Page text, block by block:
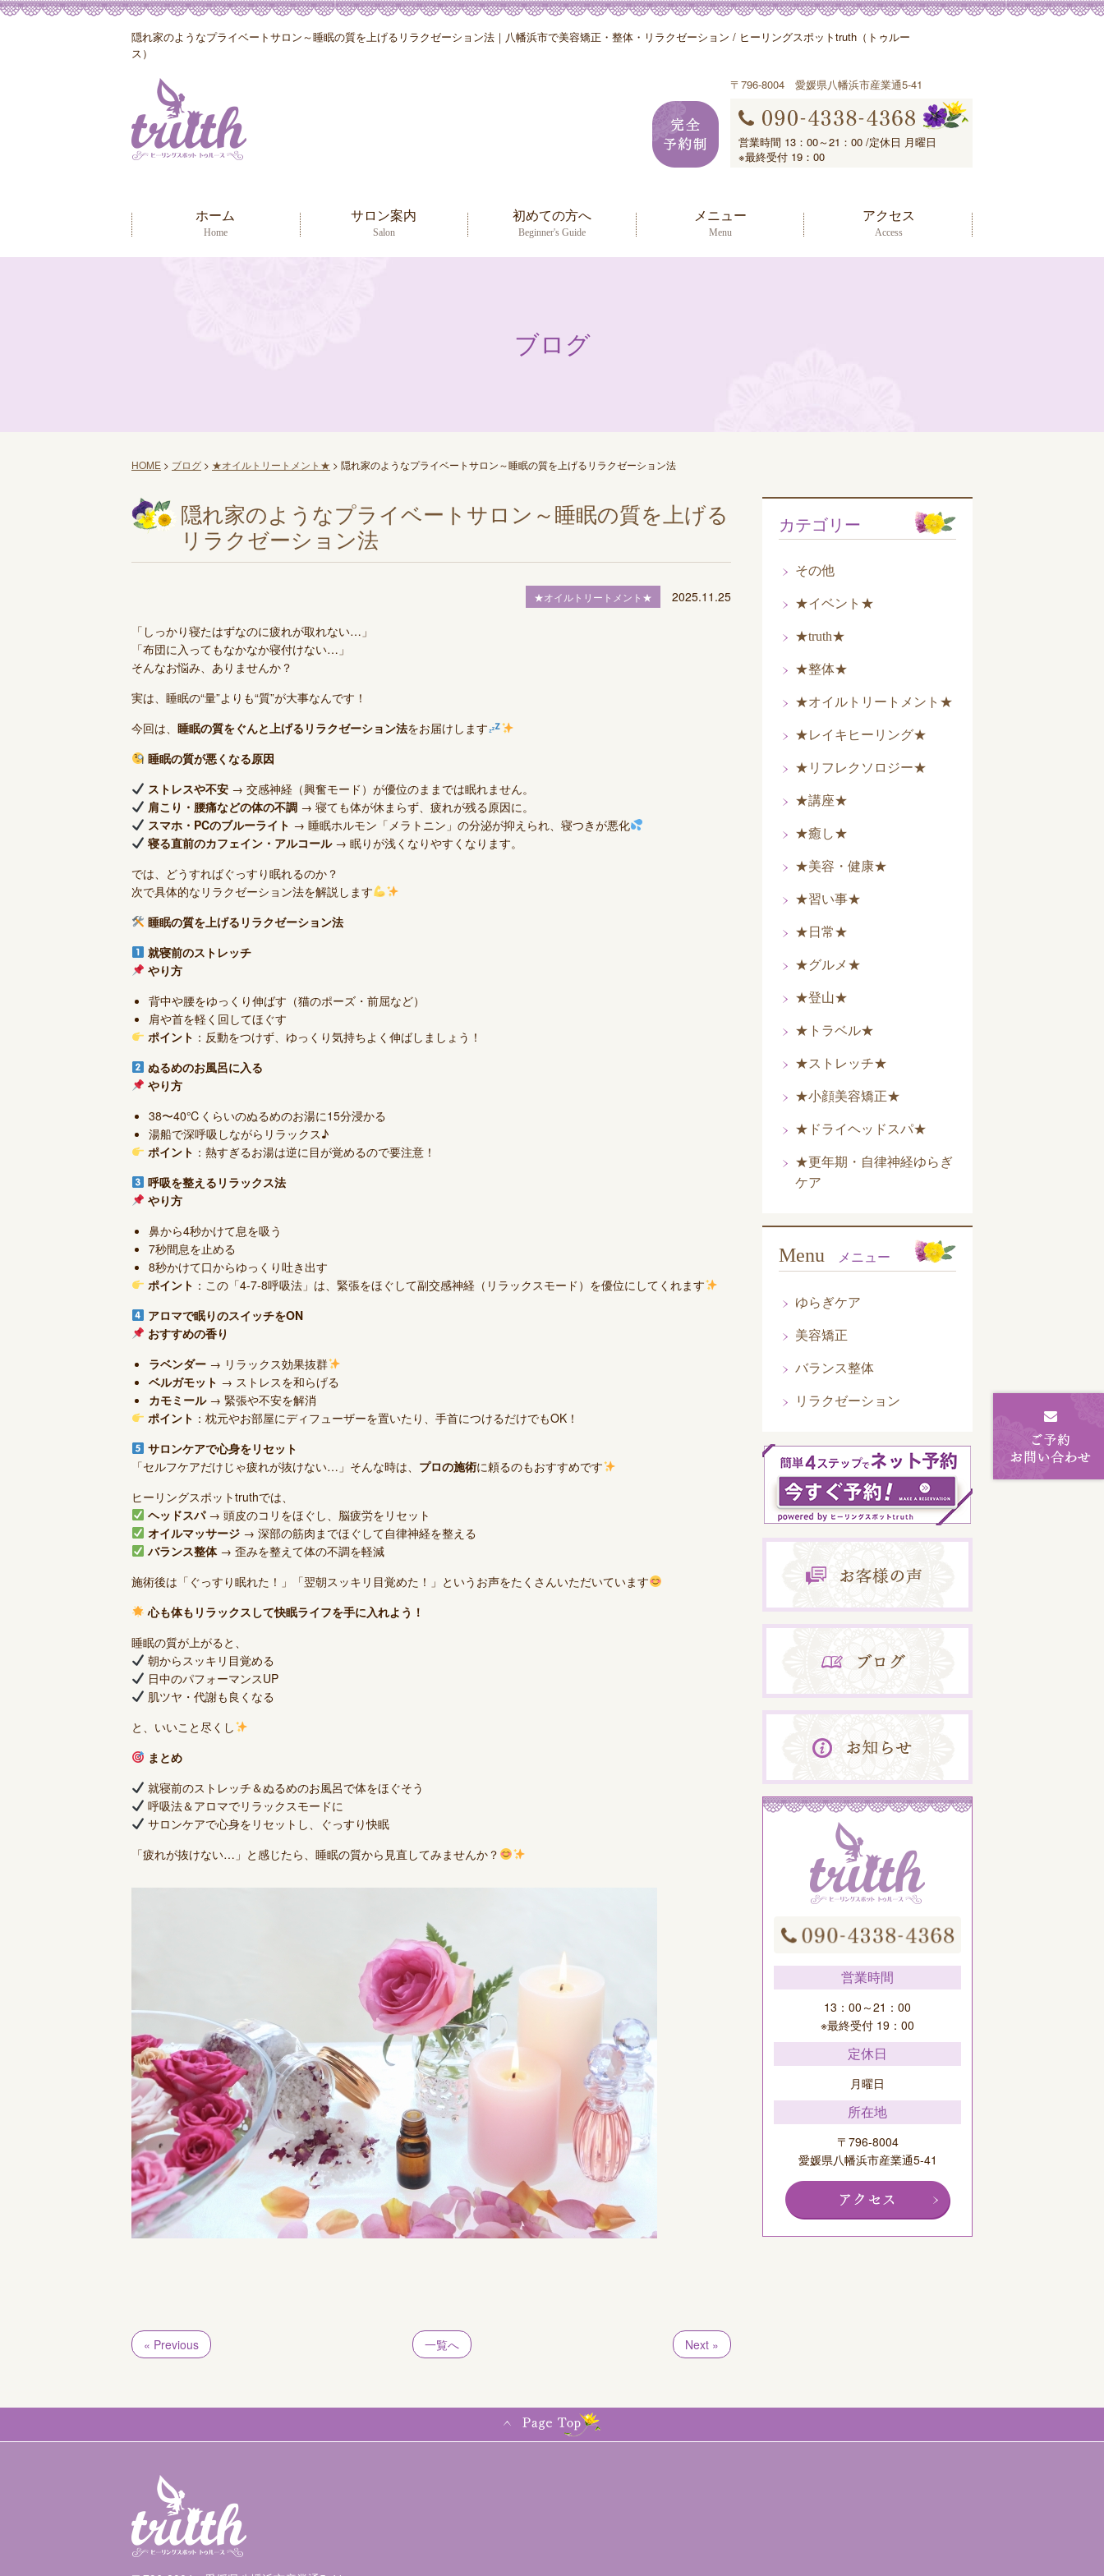
隠れ家のようなプライベートサロン～睡眠の質を上げるリラクゼーション法｜八幡浜市で美容矯正・整体・リラクゼーション / ヒーリングスポットtruth（トゥルー
ス）
〒796-8004 愛媛県八幡浜市産業通5-41
営業時間 13：00～21：00 /定休日 月曜日
※最終受付 19：00
ホーム
Home
サロン案内
Salon
初めての方へ
Beginner's Guide
メニュー
Menu
アクセス
Access
ブログ
HOME > ブログ > ★オイルトリートメント★ > 隠れ家のようなプライベートサロン～睡眠の質を上げるリラクゼーション法
隠れ家のようなプライベートサロン～睡眠の質を上げる
リラクゼーション法
★オイルトリートメント★ 2025.11.25
「しっかり寝たはずなのに疲れが取れない…」
「布団に入ってもなかなか寝付けない…」
そんなお悩み、ありませんか？
実は、睡眠の“量”よりも“質”が大事なんです！
今回は、 睡眠の質をぐんと上げるリラクゼーション法をお届けします
睡眠の質が悪くなる原因
ストレスや不安→ 交感神経（興奮モード）が優位のままでは眠れません。
肩こり・腰痛などの体の不調→ 寝ても体が休まらず、疲れが残る原因に。
スマホ・PCのブルーライト → 睡眠ホルモン「メラトニン」の分泌が抑えられ、寝つきが悪化
寝る直前のカフェイン・アルコール→ 眠りが浅くなりやすくなります。
では、どうすればぐっすり眠れるのか？
次で具体的なリラクゼーション法を解説します
睡眠の質を上げるリラクゼーション法
就寝前のストレッチ
やり方
背中や腰をゆっくり伸ばす（猫のポーズ・前屈など）
肩や首を軽く回してほぐす
ポイント ：反動をつけず、ゆっくり気持ちよく伸ばしましょう！
ぬるめのお風呂に入る
やり方
38〜40℃くらいのぬるめのお湯に15分浸かる
湯船で深呼吸しながらリラックス♪
ポイント ：熱すぎるお湯は逆に目が覚めるので要注意！
呼吸を整えるリラックス法
やり方
鼻から4秒かけて息を吸う
7秒間息を止める
8秒かけて口からゆっくり吐き出す
ポイント ：この「4-7-8呼吸法」は、緊張をほぐして副交感神経（リラックスモード）を優位にしてくれます
アロマで眠りのスイッチをON
おすすめの香り
ラベンダー → リラックス効果抜群
ベルガモット → ストレスを和らげる
カモミール→ 緊張や不安を解消
ポイント ：枕元やお部屋にディフューザーを置いたり、手首につけるだけでもOK！
サロンケアで心身をリセット
「セルフケアだけじゃ疲れが抜けない…」そんな時は、 プロの施術に頼るのもおすすめです
ヒーリングスポットtruthでは、
ヘッドスパ→ 頭皮のコリをほぐし、脳疲労をリセット
オイルマッサージ→ 深部の筋肉までほぐして自律神経を整える
バランス整体→ 歪みを整えて体の不調を軽減
施術後は「ぐっすり眠れた！」「翌朝スッキリ目覚めた！」というお声をたくさんいただいています
心も体もリラックスして快眠ライフを手に入れよう！
睡眠の質が上がると、
朝からスッキリ目覚める
日中のパフォーマンスUP
肌ツヤ・代謝も良くなる
と、いいこと尽くし
まとめ
就寝前のストレッチ＆ぬるめのお風呂で体をほぐそう
呼吸法＆アロマでリラックスモードに
サロンケアで心身をリセットし、ぐっすり快眠
「疲れが抜けない…」と感じたら、睡眠の質から見直してみませんか？
« Previous 一覧へ Next »
カテゴリー
その他
★イベント★
★truth★
★整体★
★オイルトリートメント★
★レイキヒーリング★
★リフレクソロジー★
★講座★
★癒し★
★美容・健康★
★習い事★
★日常★
★グルメ★
★登山★
★トラベル★
★ストレッチ★
★小顔美容矯正★
★ドライヘッドスパ★
★更年期・自律神経ゆらぎ
ケア
Menu メニュー
ゆらぎケア
美容矯正
バランス整体
リラクゼーション
営業時間
13：00～21：00
※最終受付 19：00
定休日
月曜日
所在地
〒796-8004
愛媛県八幡浜市産業通5-41